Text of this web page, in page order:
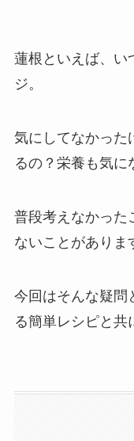
蓮根といえば、い
ジ。
気にしてなかった
るの？栄養も気に
普段考えなかった
ないことがありま
今回はそんな疑問
る簡単レシピと共